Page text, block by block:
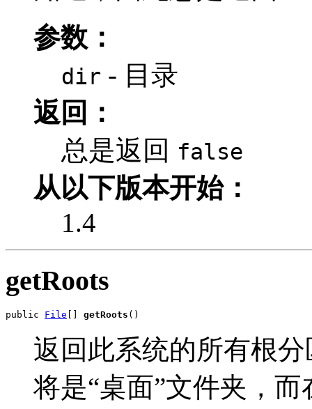
参数：
dir - 目录
返回：
总是返回 false
从以下版本开始：
1.4
getRoots
public File getRoots ()
返回此系统的所有根
将是“桌面”文件夹，